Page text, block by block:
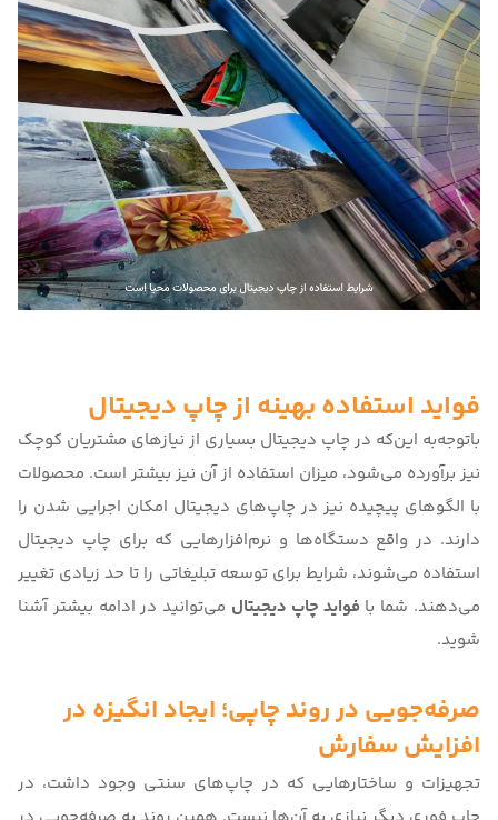
فواید استفاده بهینه از چاپ دیجیتال
باتوجه‌به این‌که در چاپ دیجیتال بسیاری از نیازهای مشتریان کوچک
نیز برآورده می‌شود، میزان استفاده از آن نیز بیشتر است. محصولات
با الگوهای پیچیده نیز در چاپ‌های دیجیتال امکان اجرایی شدن را
دارند. در واقع دستگاه‌ها و نرم‌افزارهایی که برای چاپ دیجیتال
استفاده می‌شوند، شرایط برای توسعه تبلیغاتی را تا حد زیادی تغییر
می‌دهند. شما بافواید چاپ دیجیتال می‌توانید در ادامه بیشتر آشنا
شوید.
صرفه‌جویی در روند چاپی؛ ایجاد انگیزه در
افزایش سفارش
تجهیزات و ساختارهایی که در چاپ‌های سنتی وجود داشت، در